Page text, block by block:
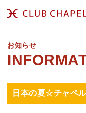
お知らせ
日本の夏☆チャペ